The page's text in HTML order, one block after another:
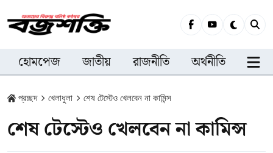
হোমপেজ জাতীয় রাজনীতি অর্থনীতি
প্রচ্ছদ খেলাধুলা শেষ টেস্টেও খেলবেন না কামিন্স
শেষ টেস্টেও খেলবেন না কামিন্স